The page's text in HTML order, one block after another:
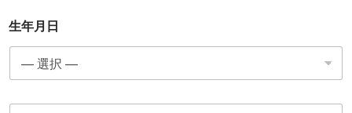
生年月日
年
*